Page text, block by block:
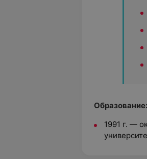
Образование:
1991 г. —